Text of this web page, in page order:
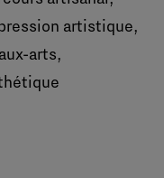
artistique,
arts,